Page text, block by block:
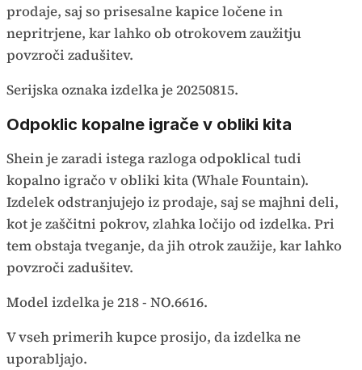
prodaje, saj so prisesalne kapice ločene in
nepritrjene, kar lahko ob otrokovem zaužitju
povzroči zadušitev.
Serijska oznaka izdelka je 20250815.
Odpoklic kopalne igrače v obliki kita
Shein je zaradi istega razloga odpoklical tudi
kopalno igračo v obliki kita (Whale Fountain).
Izdelek odstranjujejo iz prodaje, saj se majhni deli,
kot je zaščitni pokrov, zlahka ločijo od izdelka. Pri
tem obstaja tveganje, da jih otrok zaužije, kar lahko
povzroči zadušitev.
Model izdelka je 218 - NO.6616.
V vseh primerih kupce prosijo, da izdelka ne
uporabljajo.